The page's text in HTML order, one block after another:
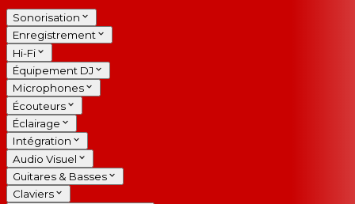
Sonorisation
Enregistrement
Hi-Fi
Équipement DJ
Microphones
Écouteurs
Éclairage
Intégration
Audio Visuel
Guitares & Basses
Claviers